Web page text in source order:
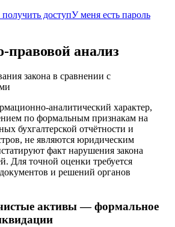
получить доступУ меня есть пароль
правовой анализ
закона в сравнении с
аналитический характер,
по формальным признакам на
бухгалтерской отчётности и
не являются юридическим
факт нарушения закона
Для точной оценки требуется
и решений органов
активы — формальное